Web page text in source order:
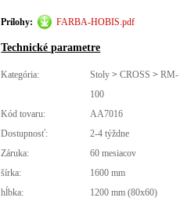
Prílohy: FARBA-HOBIS.pdf
Technické parametre
Kategória: Stoly> CROSS > RM-
100
Kód tovaru:
AA7016
Dostupnosť:
2-4 týždne
Záruka:
60 mesiacov
šírka:
1600 mm
hĺbka:
1200 mm (80x60)